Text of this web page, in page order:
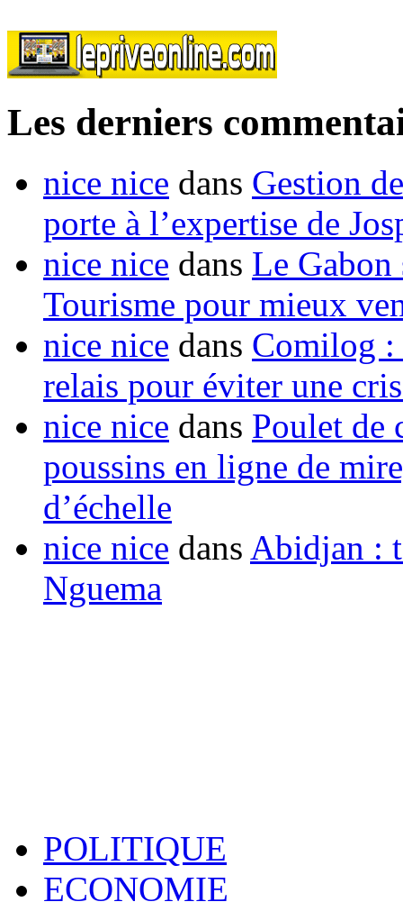
Les derniers
nice nice dans Gestion
porte à l’expertise de
nice nice dans Le Gabon
Tourisme pour mieux
nice nice dans Comilog :
relais pour éviter une
nice nice dans Poulet de
poussins en ligne de
d’échelle
nice nice dans Abidjan :
Nguema
POLITIQUE
ECONOMIE